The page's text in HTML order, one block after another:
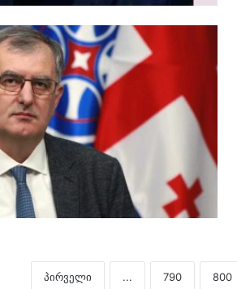
პირველი ... 790 800